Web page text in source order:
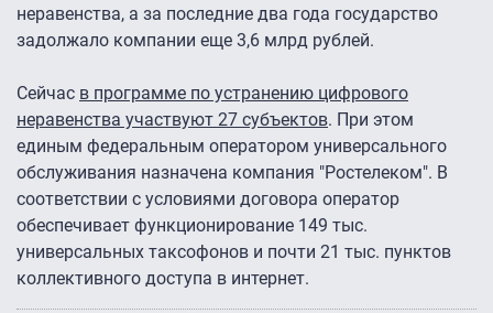
неравенства, а за последние два года государство
задолжало компании еще 3,6 млрд рублей.
Сейчас в программе по устранению цифрового
неравенства участвуют 27 субъектов. При этом
единым федеральным оператором универсального
обслуживания назначена компания "Ростелеком". В
соответствии с условиями договора оператор
обеспечивает функционирование 149 тыс.
универсальных таксофонов и почти 21 тыс. пунктов
коллективного доступа в интернет.